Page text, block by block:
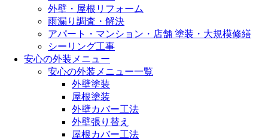
外壁・屋根リフォーム
雨漏り調査・解決
アパート・マンション・店舗 塗装・大規模修繕
シーリング工事
安心の外装メニュー
安心の外装メニュー一覧
外壁塗装
屋根塗装
外壁カバー工法
外壁張り替え
屋根カバー工法